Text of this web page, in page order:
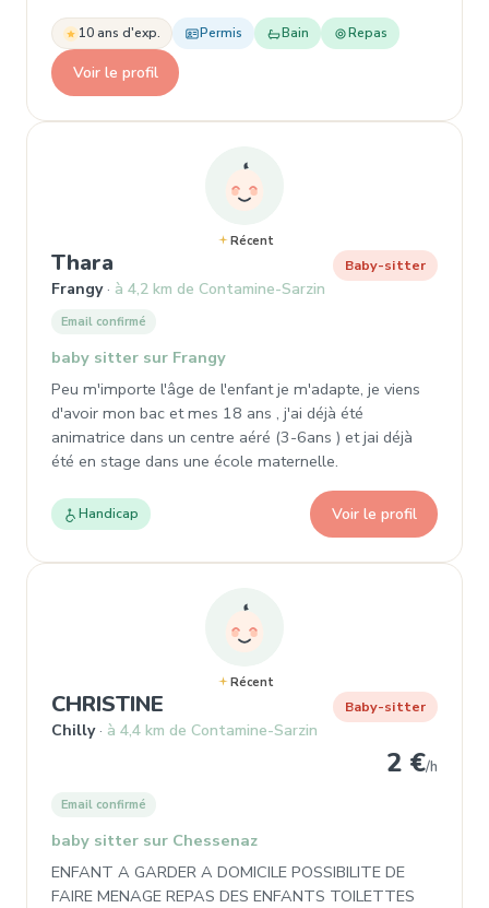
10 ans d'exp. Permis Bain Repas
Voir le profil
Récent
Thara , Garde d'enfant à Frangy
Frangy à 4,2 km de Contamine-Sarzin
Baby-sitter
Email confirmé
baby sitter sur Frangy
Peu m'importe l'âge de l'enfant je m'adapte, je viens
d'avoir mon bac et mes 18 ans , j'ai déjà été
animatrice dans un centre aéré (3-6ans ) et jai déjà
été en stage dans une école maternelle.
Handicap Voir le profil
Récent
CHRISTINE , Garde d'enfant à Chilly
Chilly à 4,4 km de Contamine-Sarzin
Baby-sitter
2 €/h
Email confirmé
baby sitter sur Chessenaz
ENFANT A GARDER A DOMICILE POSSIBILITE DE
FAIRE MENAGE REPAS DES ENFANTS TOILETTES